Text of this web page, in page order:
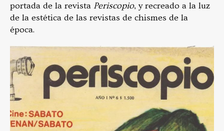
portada de la revista Periscopio, y recreado a la luz
de la estética de las revistas de chismes de la
época.